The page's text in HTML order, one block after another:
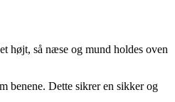
højt, så næse og mund holdes oven
benene. Dette sikrer en sikker og